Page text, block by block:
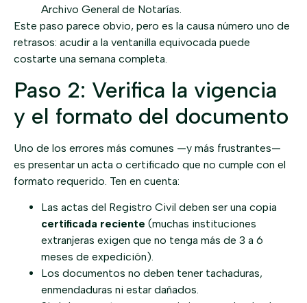
Archivo General de Notarías.
Este paso parece obvio, pero es la causa número uno de
retrasos: acudir a la ventanilla equivocada puede
costarte una semana completa.
Paso 2: Verifica la vigencia
y el formato del documento
Uno de los errores más comunes —y más frustrantes—
es presentar un acta o certificado que no cumple con el
formato requerido. Ten en cuenta:
Las actas del Registro Civil deben ser una copia
certificada reciente (muchas instituciones
extranjeras exigen que no tenga más de 3 a 6
meses de expedición).
Los documentos no deben tener tachaduras,
enmendaduras ni estar dañados.